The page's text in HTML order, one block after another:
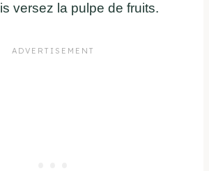
versez la pulpe de fruits.